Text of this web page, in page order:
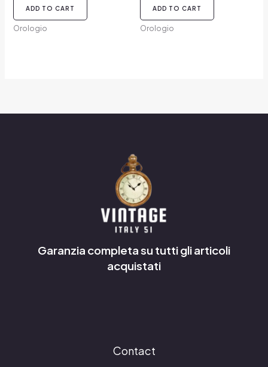
ADD TO CART
Orologio
ADD TO CART
Orologio
Garanzia completa su tutti gli articoli
acquistati
Contact